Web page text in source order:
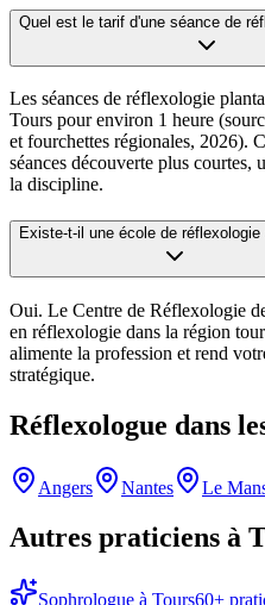
Quel est le tarif d'une séance de
Les séances de réflexologie
Tours pour environ 1 heure
et fourchettes régionales, 2026).
séances découverte plus
la discipline.
Existe-t-il une école de réflexologie
Oui. Le Centre de Réflexologie
en réflexologie dans la région
alimente la profession et rend
stratégique.
Réflexologue dans
Angers Nantes Le
Autres praticiens à
Sophrologue à Tours60+